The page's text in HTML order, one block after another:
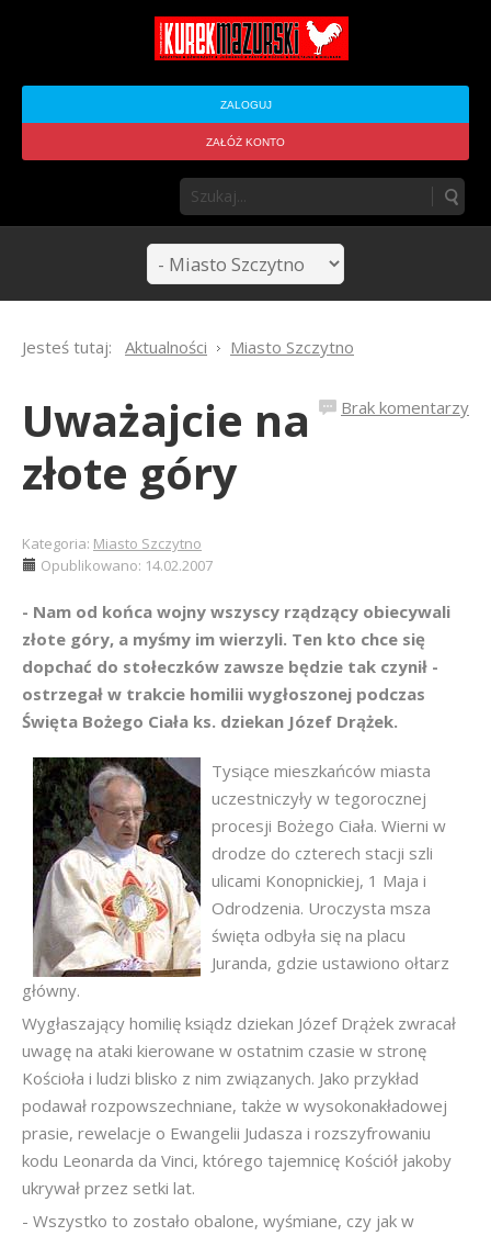
ZALOGUJ
ZAŁÓŻ KONTO
Jesteś tutaj: Aktualności Miasto Szczytno
Brak komentarzy
Uważajcie na
złote góry
Kategoria: Miasto Szczytno
Opublikowano: 14.02.2007
- Nam od końca wojny wszyscy rządzący obiecywali
złote góry, a myśmy im wierzyli. Ten kto chce się
dopchać do stołeczków zawsze będzie tak czynił -
ostrzegał w trakcie homilii wygłoszonej podczas
Święta Bożego Ciała ks. dziekan Józef Drążek.
Tysiące mieszkańców miasta
uczestniczyły w tegorocznej
procesji Bożego Ciała. Wierni w
drodze do czterech stacji szli
ulicami Konopnickiej, 1 Maja i
Odrodzenia. Uroczysta msza
święta odbyła się na placu
Juranda, gdzie ustawiono ołtarz
główny.
Wygłaszający homilię ksiądz dziekan Józef Drążek zwracał
uwagę na ataki kierowane w ostatnim czasie w stronę
Kościoła i ludzi blisko z nim związanych. Jako przykład
podawał rozpowszechniane, także w wysokonakładowej
prasie, rewelacje o Ewangelii Judasza i rozszyfrowaniu
kodu Leonarda da Vinci, którego tajemnicę Kościół jakoby
ukrywał przez setki lat.
- Wszystko to zostało obalone, wyśmiane, czy jak w